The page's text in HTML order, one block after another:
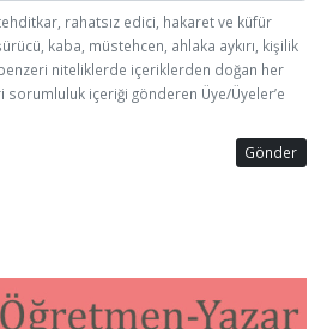
rahatsız edici, hakaret ve küfür
kaba, müstehcen, ahlaka aykırı, kişilik
niteliklerde içeriklerden doğan her
içeriği gönderen Üye/Üyeler’e
Gönder